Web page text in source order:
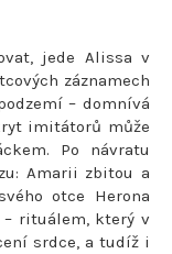
jede Alissa v
záznamech
– domnívá
imitátorů může
Po návratu
Amarii zbitou a
otce Herona
rituálem, který v
srdce, a tudíž i